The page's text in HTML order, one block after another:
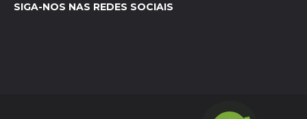
SIGA-NOS NAS REDES SOCIAIS